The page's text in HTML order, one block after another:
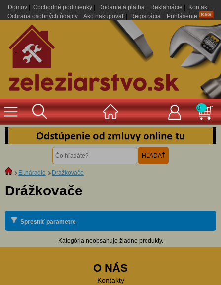
Domov Obchodné podmienky Dodanie a platba Reklamácie Kontakt|
Ochrana osobných údajov
Ako nakupovať Registrácia Prihlásenie
.
0
El.náradie Drážkovače
Drážkovače
Spresniť parametre
Kategória neobsahuje žiadne produkty.
O NÁS
Kontakty